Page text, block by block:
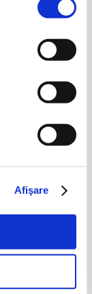
Afişare
asezonare,
Lei